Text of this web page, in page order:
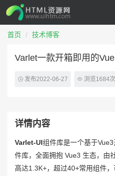
首页 技术博客
Varlet一款开箱即用的
发布2022-06-27 浏览1684次
详情内容
Varlet-UI组件库是一个基于
件库，全面拥抱 Vue3 生态，由
高达1.3K+，超过40+常用组件